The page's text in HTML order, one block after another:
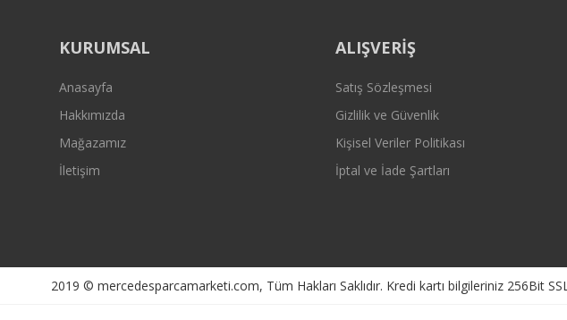
KURUMSAL
Anasayfa
Hakkımızda
Mağazamız
İletişim
ALIŞVERİŞ
Satış Sözleşmesi
Gizlilik ve Güvenlik
Kişisel Veriler Politikası
İptal ve İade Şartları
2019 © mercedesparcamarketi.com, Tüm Hakları Saklıdır. Kredi kartı bilgileriniz 256Bit